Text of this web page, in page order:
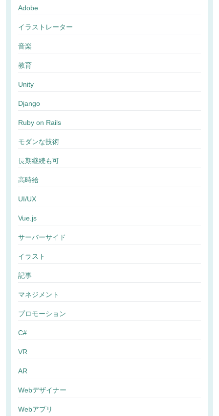
Adobe
イラストレーター
音楽
教育
Unity
Django
Ruby on Rails
モダンな技術
長期継続も可
高時給
UI/UX
Vue.js
サーバーサイド
イラスト
記事
マネジメント
プロモーション
C#
VR
AR
Webデザイナー
Webアプリ